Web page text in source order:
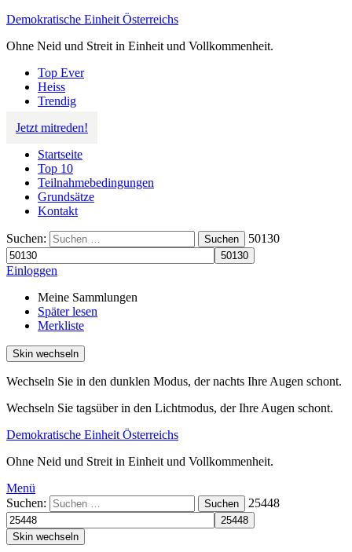
Demokratische Einheit Österreichs
Ohne Neid und Streit in Einheit und Vollkommenheit.
Top Ever
Heiss
Trendig
Jetzt mitreden!
Startseite
Top 10
Teilnahmebedingungen
Grundsätze
Kontakt
Suchen: Suchen 50130
Einloggen
Meine Sammlungen
Später lesen
Merkliste
Skin wechseln
Wechseln Sie in den dunklen Modus, der nachts Ihre Augen schont.
Wechseln Sie tagsüber in den Lichtmodus, der Ihre Augen schont.
Demokratische Einheit Österreichs
Ohne Neid und Streit in Einheit und Vollkommenheit.
Menü
Suchen:
Suchen 25448
Skin wechseln